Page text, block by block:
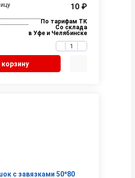
10 ₽
По тарифам ТК
Со склада
в Уфе и Челябинске
корзину
с завязками 50*80